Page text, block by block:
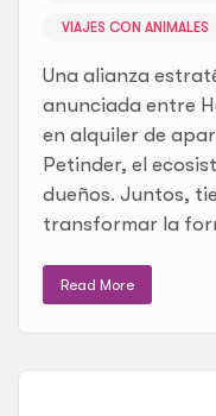
VIAJES CON ANIMALES
Una alianza
anunciada entre
en alquiler de
Petinder, el
dueños. Juntos,
transformar la
Read More